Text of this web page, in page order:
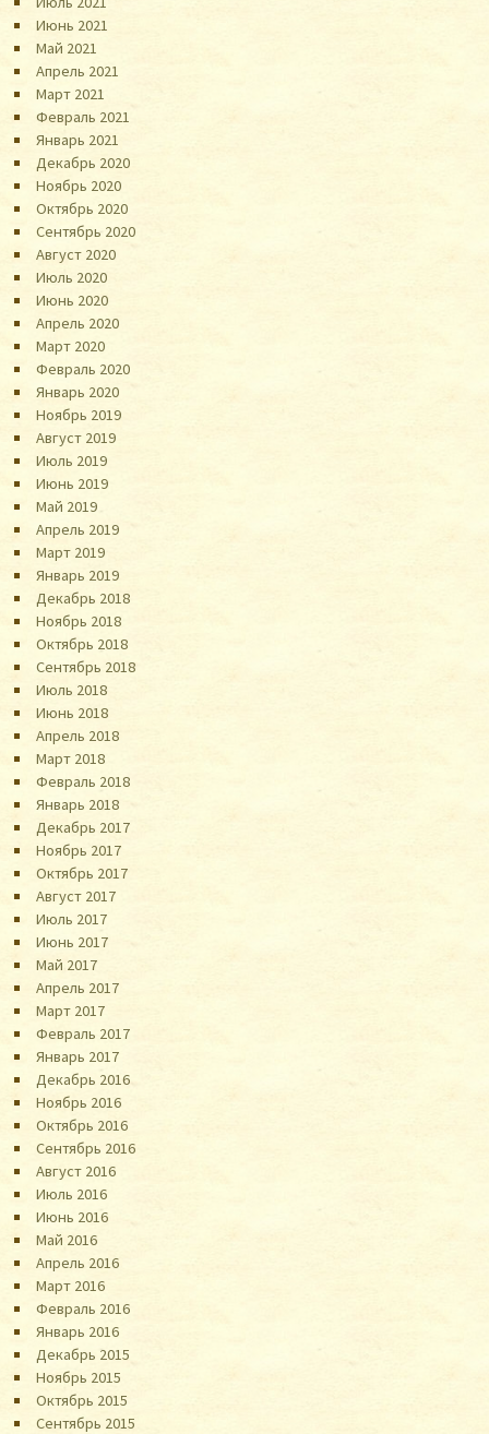
Июнь 2021
Май 2021
Апрель 2021
Март 2021
Февраль 2021
Январь 2021
Декабрь 2020
Ноябрь 2020
Октябрь 2020
Сентябрь 2020
Август 2020
Июль 2020
Июнь 2020
Апрель 2020
Март 2020
Февраль 2020
Январь 2020
Ноябрь 2019
Август 2019
Июль 2019
Июнь 2019
Май 2019
Апрель 2019
Март 2019
Январь 2019
Декабрь 2018
Ноябрь 2018
Октябрь 2018
Сентябрь 2018
Июль 2018
Июнь 2018
Апрель 2018
Март 2018
Февраль 2018
Январь 2018
Декабрь 2017
Ноябрь 2017
Октябрь 2017
Август 2017
Июль 2017
Июнь 2017
Май 2017
Апрель 2017
Март 2017
Февраль 2017
Январь 2017
Декабрь 2016
Ноябрь 2016
Октябрь 2016
Сентябрь 2016
Август 2016
Июль 2016
Июнь 2016
Май 2016
Апрель 2016
Март 2016
Февраль 2016
Январь 2016
Декабрь 2015
Ноябрь 2015
Октябрь 2015
Сентябрь 2015